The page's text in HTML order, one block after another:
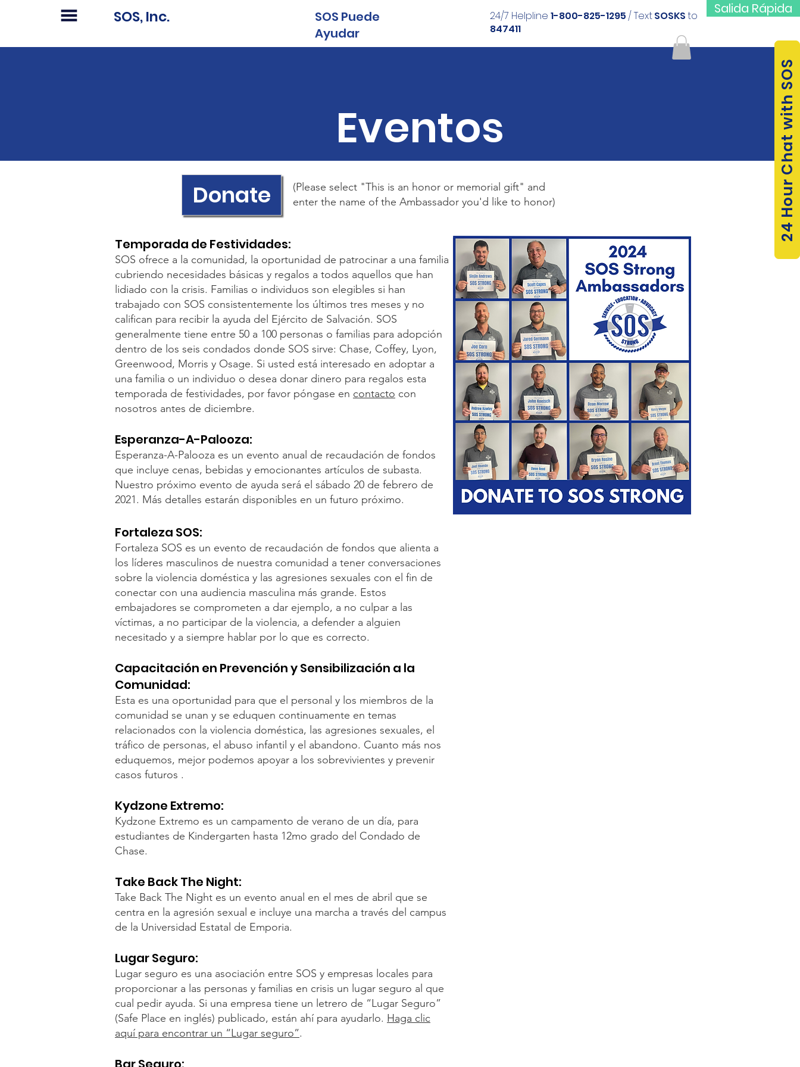
SOS, Inc.
24 Hour Chat with SOS
Salida Rápida
SOS Puede
Ayudar
24/7 Helpline 1-800-825-1295 / TextSOSKSto
847411
Eventos
Donate
(Please select "This is an honor or memorial gift" and
enter the name of the Ambassador you'd like to honor)
Temporada de Festividades:
SOS ofrece a la comunidad, la oportunidad de patrocinar a una familia
cubriendo necesidades básicas y regalos a todos aquellos que han
lidiado con la crisis. Familias o individuos son elegibles si han
trabajado con SOS consistentemente los últimos tres meses y no
califican para recibir la ayuda del Ejército de Salvación. SOS
generalmente tiene entre 50 a 100 personas o familias para adopción
dentro de los seis condados donde SOS sirve: Chase, Coffey, Lyon,
Greenwood, Morris y Osage. Si usted está interesado en adoptar a
una familia o un individuo o desea donar dinero para regalos esta
temporada de festividades, por favor póngase en contacto con
nosotros antes de diciembre​.
Esperanza-A-Palooza:
Esperanza-A-Palooza es un evento anual de recaudación de fondos
que incluye cenas, bebidas y emocionantes artículos de subasta.
Nuestro próximo evento de ayuda será el sábado 20 de febrero de
2021. Más detalles estarán disponibles en un futuro próximo.
Fortaleza SOS:
Fortaleza SOS es un evento de recaudación de fondos que alienta a
los líderes masculinos de nuestra comunidad a tener conversaciones
sobre la violencia doméstica y las agresiones sexuales con el fin de
conectar con una audiencia masculina más grande. Estos
embajadores se comprometen a dar ejemplo, a no culpar a las
víctimas, a no participar de la violencia, a defender a alguien
necesitado y a siempre hablar por lo que es correcto.
Capacitación en Prevención y Sensibilización a la
Comunidad:
Esta es una oportunidad para que el personal y los miembros de la
comunidad se unan y se eduquen continuamente en temas
relacionados con la violencia doméstica, las agresiones sexuales, el
tráfico de personas, el abuso infantil y el abandono. Cuanto más nos
eduquemos, mejor podemos apoyar a los sobrevivientes y prevenir
casos futuros .
Kydzone Extremo:
Kydzone Extremo es un campamento de verano de un día, para
estudiantes de Kindergarten hasta 12mo grado del Condado de
Chase.
Take Back The Night:
Take Back The Night es un evento anual en el mes de abril que se
centra en la agresión sexual e incluye una marcha a través del campus
de la Universidad Estatal de Emporia.
Lugar Seguro:
Lugar seguro es una asociación entre SOS y empresas locales para
proporcionar a las personas y familias en crisis un lugar seguro al que
cual pedir ayuda. Si una empresa tiene un letrero de “Lugar Seguro”
(Safe Place en inglés) publicado, están ahí para ayudarlo. Haga clic
aquí para encontrar un “Lugar seguro”.